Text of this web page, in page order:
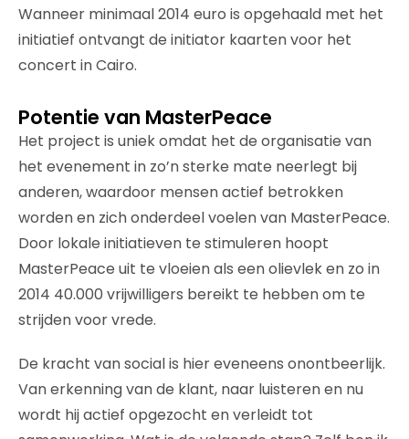
Wanneer minimaal 2014 euro is opgehaald met het
initiatief ontvangt de initiator kaarten voor het
concert in Cairo.
Potentie van MasterPeace
Het project is uniek omdat het de organisatie van
het evenement in zo’n sterke mate neerlegt bij
anderen, waardoor mensen actief betrokken
worden en zich onderdeel voelen van MasterPeace.
Door lokale initiatieven te stimuleren hoopt
MasterPeace uit te vloeien als een olievlek en zo in
2014 40.000 vrijwilligers bereikt te hebben om te
strijden voor vrede.
De kracht van social is hier eveneens onontbeerlijk.
Van erkenning van de klant, naar luisteren en nu
wordt hij actief opgezocht en verleidt tot